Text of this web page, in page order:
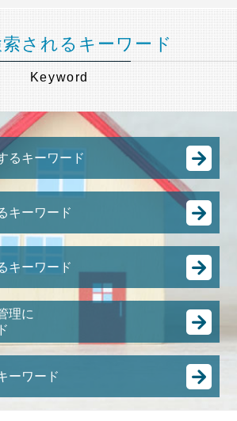
されるキーワード
Keyword
るキーワード
める
ない
は
分で
続
キーワード
費用
キーワード
理に
る人
ーワード